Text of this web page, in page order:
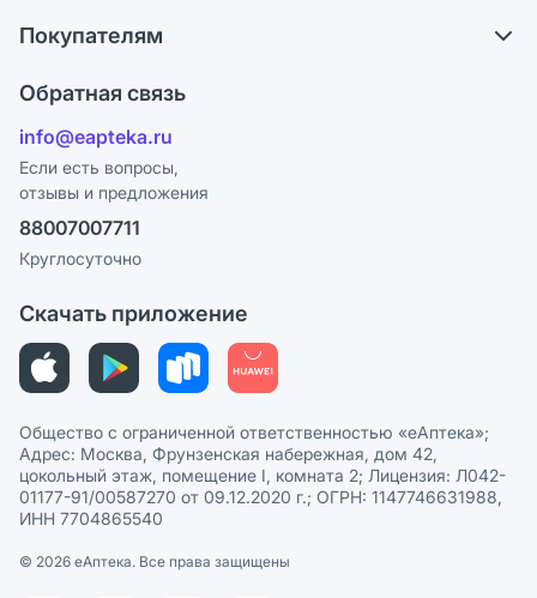
Ответы на вопросы
Блог
Карьера
Поставщики
Лицензия
Реклама на сайте
Ваши товары на ЕАПТЕКЕ
Покупателям
Программа СберСпасибо
Политика конфиденциальности
Пользовательское соглашение
Политика рекомендаций
Этика и соответствие
Политика в отношении обработки персональных данных
Обратная связь
info@eapteka.ru
Если есть вопросы,
отзывы и предложения
88007007711
Круглосуточно
Скачать приложение
Общество с ограниченной ответственностью «еАптека»;
Адрес: Москва, Фрунзенская набережная, дом 42,
цокольный этаж, помещение I, комната 2; Лицензия: Л042-
01177-91/00587270 от 09.12.2020 г.; ОГРН: 1147746631988,
ИНН 7704865540
© 2026 eАптека. Все права защищены